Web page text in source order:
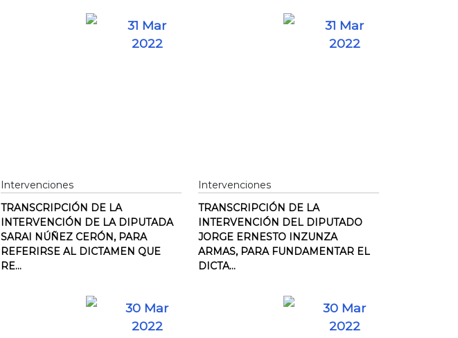
31 Mar
2022
Intervenciones
TRANSCRIPCIÓN DE LA
INTERVENCIÓN DE LA DIPUTADA
SARAI NÚÑEZ CERÓN, PARA
REFERIRSE AL DICTAMEN QUE
RE...
31 Mar
2022
Intervenciones
TRANSCRIPCIÓN DE LA
INTERVENCIÓN DEL DIPUTADO
JORGE ERNESTO INZUNZA
ARMAS, PARA FUNDAMENTAR EL
DICTA...
30 Mar
2022
30 Mar
2022